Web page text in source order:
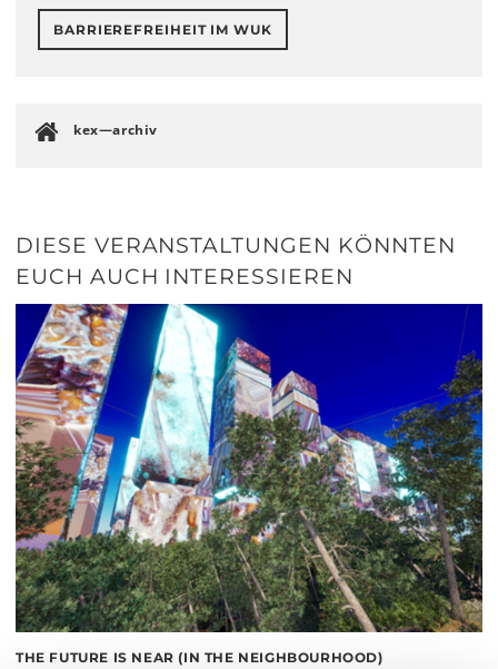
BARRIEREFREIHEIT IM WUK
kex—archiv
DIESE VERANSTALTUNGEN KÖNNTEN
EUCH AUCH INTERESSIEREN
THE FUTURE IS NEAR (IN THE NEIGHBOURHOOD)